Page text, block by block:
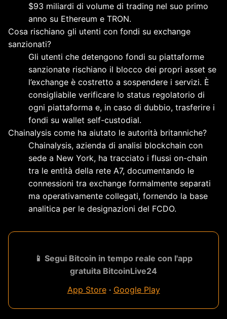
$93 miliardi di volume di trading nel suo primo
anno su Ethereum e TRON.
Cosa rischiano gli utenti con fondi su exchange
sanzionati?
Gli utenti che detengono fondi su piattaforme
sanzionate rischiano il blocco dei propri asset se
l’exchange è costretto a sospendere i servizi. È
consigliabile verificare lo status regolatorio di
ogni piattaforma e, in caso di dubbio, trasferire i
fondi su wallet self-custodial.
Chainalysis come ha aiutato le autorità britanniche?
Chainalysis, azienda di analisi blockchain con
sede a New York, ha tracciato i flussi on-chain
tra le entità della rete A7, documentando le
connessioni tra exchange formalmente separati
ma operativamente collegati, fornendo la base
analitica per le designazioni del FCDO.
📱 Segui Bitcoin in tempo reale con l'app
gratuita BitcoinLive24
App Store· Google Play